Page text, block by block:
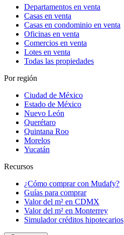
Departamentos en venta
Casas en venta
Casas en condominio en venta
Oficinas en venta
Comercios en venta
Lotes en venta
Todas las propiedades
Por región
Ciudad de México
Estado de México
Nuevo León
Querétaro
Quintana Roo
Morelos
Yucatán
Recursos
¿Cómo comprar con Mudafy?
Guías para comprar
Valor del m² en CDMX
Valor del m² en Monterrey
Simulador créditos hipotecarios